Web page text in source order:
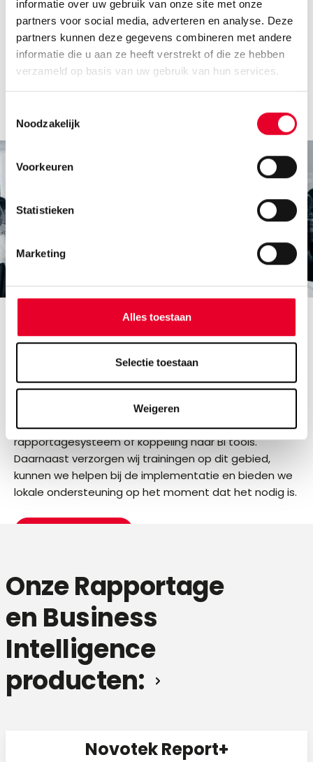
informatie over uw gebruik van onze site met onze
partners voor social media, adverteren en analyse. Deze
partners kunnen deze gegevens combineren met andere
informatie die u aan ze heeft verstrekt of die ze hebben
verzameld op basis van uw gebruik van hun services.
Noodzakelijk
Voorkeuren
Statistieken
Marketing
Alles toestaan
Selectie toestaan
Weigeren
voorbewerkt zijn in een ster- of gedenormaliseerde
datastructuur.
Wilt u graag meer weten?Neem contact op.
Advies,
implementatie en
trainingen
Novotek kan u helpen bij het opzetten van een
rapportagesysteem of koppeling naar BI tools.
Daarnaast verzorgen wij trainingen op dit gebied,
kunnen we helpen bij de implementatie en bieden we
lokale ondersteuning op het moment dat het nodig is.
Onze Rapportage
en Business
Intelligence
producten:
Novotek Report+